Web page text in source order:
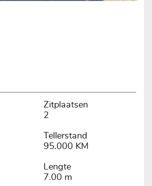
Zitplaatsen
2
Tellerstand
95.000 KM
Lengte
7.00 m